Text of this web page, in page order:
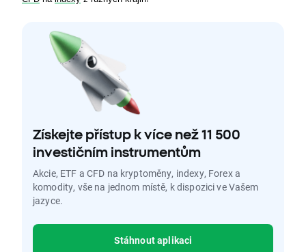
Získejte přístup k více než 11 500
investičním instrumentům
Akcie, ETF a CFD na kryptoměny, indexy, Forex a
komodity, vše na jednom místě, k dispozici ve Vašem
jazyce.
Stáhnout aplikaci